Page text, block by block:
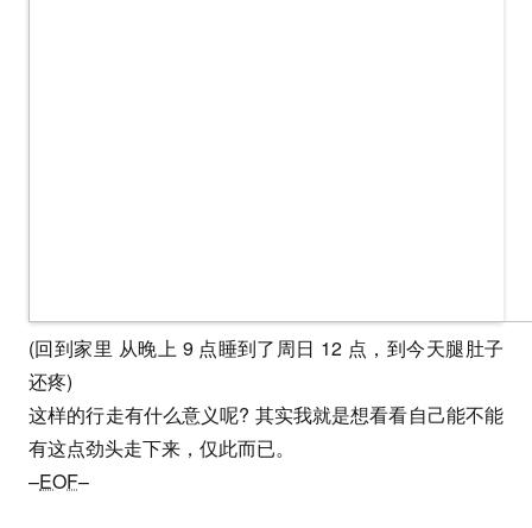
(回到家里 从晚上 9 点睡到了周日 12 点，到今天腿肚子
还疼)
这样的行走有什么意义呢? 其实我就是想看看自己能不能
有这点劲头走下来，仅此而已。
–EOF–